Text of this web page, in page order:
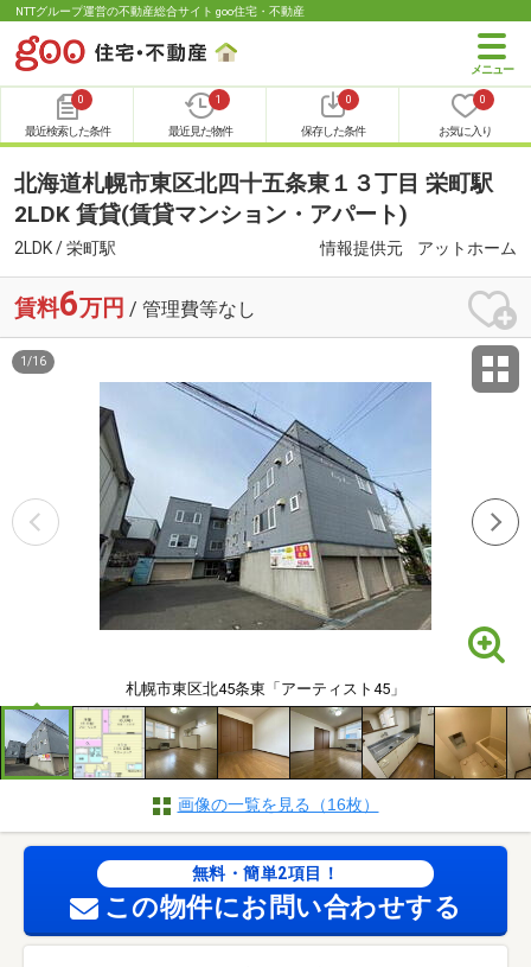
NTTグループ運営の不動産総合サイト goo住宅・不動産
0
最近検索した条件
1
最近見た物件
0
保存した条件
0
お気に入り
北海道札幌市東区北四十五条東１３丁目 栄町駅
2LDK 賃貸(賃貸マンション・アパート)
2LDK / 栄町駅 情報提供元 アットホーム
賃料6万円 / 管理費等なし
札幌市東区北45条東「アーティスト45」
1 /16
画像の一覧を見る（16枚）
無料・簡単2項目！
この物件にお問い合わせする